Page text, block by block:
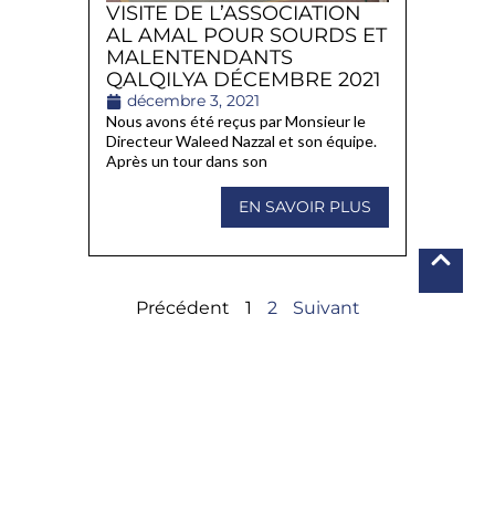
VISITE DE L’ASSOCIATION
AL AMAL POUR SOURDS ET
MALENTENDANTS
QALQILYA DÉCEMBRE 2021
décembre 3, 2021
Nous avons été reçus par Monsieur le
Directeur Waleed Nazzal et son équipe.
Après un tour dans son
EN SAVOIR PLUS
Précédent 1 2 Suivant